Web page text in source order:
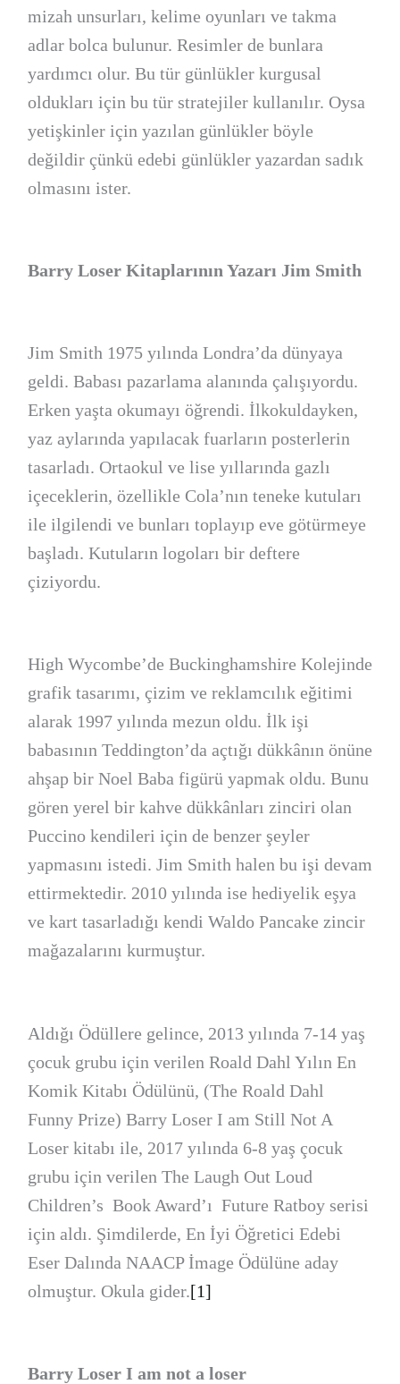
mizah unsurları, kelime oyunları ve takma
adlar bolca bulunur. Resimler de bunlara
yardımcı olur. Bu tür günlükler kurgusal
oldukları için bu tür stratejiler kullanılır. Oysa
yetişkinler için yazılan günlükler böyle
değildir çünkü edebi günlükler yazardan sadık
olmasını ister.
Barry Loser Kitaplarının Yazarı Jim Smith
Jim Smith 1975 yılında Londra’da dünyaya
geldi. Babası pazarlama alanında çalışıyordu.
Erken yaşta okumayı öğrendi. İlkokuldayken,
yaz aylarında yapılacak fuarların posterlerin
tasarladı. Ortaokul ve lise yıllarında gazlı
içeceklerin, özellikle Cola’nın teneke kutuları
ile ilgilendi ve bunları toplayıp eve götürmeye
başladı. Kutuların logoları bir deftere
çiziyordu.
High Wycombe’de Buckinghamshire Kolejinde
grafik tasarımı, çizim ve reklamcılık eğitimi
alarak 1997 yılında mezun oldu. İlk işi
babasının Teddington’da açtığı dükkânın önüne
ahşap bir Noel Baba figürü yapmak oldu. Bunu
gören yerel bir kahve dükkânları zinciri olan
Puccino kendileri için de benzer şeyler
yapmasını istedi. Jim Smith halen bu işi devam
ettirmektedir. 2010 yılında ise hediyelik eşya
ve kart tasarladığı kendi Waldo Pancake zincir
mağazalarını kurmuştur.
Aldığı Ödüllere gelince, 2013 yılında 7-14 yaş
çocuk grubu için verilen Roald Dahl Yılın En
Komik Kitabı Ödülünü, (The Roald Dahl
Funny Prize) Barry Loser I am Still Not A
Loser kitabı ile, 2017 yılında 6-8 yaş çocuk
grubu için verilen The Laugh Out Loud
Children’s Book Award’ı Future Ratboy serisi
için aldı. Şimdilerde, En İyi Öğretici Edebi
Eser Dalında NAACP İmage Ödülüne aday
olmuştur. Okula gider.[1]
Barry Loser I am not a loser